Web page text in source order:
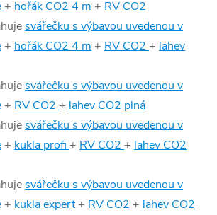
+ hořák CO2 4 m + RV CO2
svářečku s výbavou uvedenou v
+ hořák CO2 4 m + RV CO2 + lahev
svářečku s výbavou uvedenou v
+ RV CO2 + lahev CO2 plná
svářečku s výbavou uvedenou v
+ kukla profi + RV CO2 + lahev CO2
svářečku s výbavou uvedenou v
+ kukla expert+ RV CO2 + lahev CO2